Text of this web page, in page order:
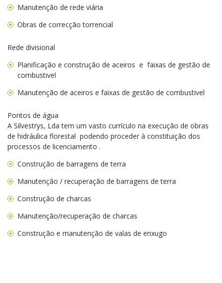
Manutenção de rede viária
Obras de correcção torrencial
Rede divisional
Planificação e construção de aceiros e faixas de gestão de
combustivel
Manutenção de aceiros e faixas de gestão de combustivel
Pontos de água
A Silvestrys, Lda tem um vasto currículo na execução de obras
de hidráulica florestal podendo proceder à constituição dos
processos de licenciamento .
Construção de barragens de terra
Manutenção / recuperação de barragens de terra
Construção de charcas
Manutenção/recuperação de charcas
Construção e manutenção de valas de enxugo